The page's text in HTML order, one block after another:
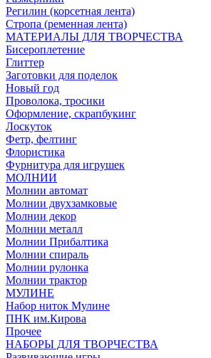
Регилин (корсетная лента)
Стропа (ременная лента)
МАТЕРИАЛЫ ДЛЯ ТВОРЧЕСТВА
Бисероплетение
Глиттер
Заготовки для поделок
Новый год
Проволока, тросики
Оформление, скрапбукинг
Лоскуток
Фетр, фелтинг
Флористика
Фурнитура для игрушек
МОЛНИИ
Молнии автомат
Молнии двухзамковые
Молнии декор
Молнии металл
Молнии Прибалтика
Молнии спираль
Молнии рулонка
Молнии трактор
МУЛИНЕ
Набор ниток Мулине
ПНК им.Кирова
Прочее
НАБОРЫ ДЛЯ ТВОРЧЕСТВА